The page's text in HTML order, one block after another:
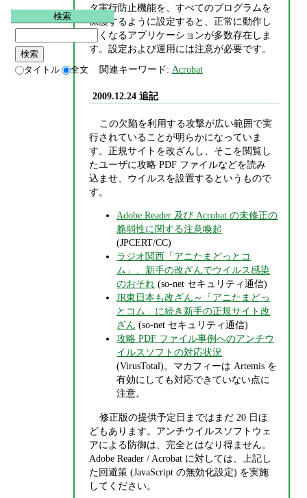
タ実行防止機能を、すべてのプログラムを
保護するように設定すると、正常に動作し
なくなるアプリケーションが多数存在しま
す。設定および運用には注意が必要です。
関連キーワード: Acrobat
2009.12.24 追記
この欠陥を利用する攻撃が広い範囲で実
行されていることが明らかになっていま
す。正規サイトを改ざんし、そこを閲覧し
たユーザに攻略 PDF ファイルなどを読み
込ませ、ウイルスを設置するというもので
す。
Adobe Reader 及び Acrobat の未修正の
脆弱性に関する注意喚起
(JPCERT/CC)
ラジオ関西「アニたまどっとコ
ム」、新手の改ざんでウイルス感染
のおそれ (so-net セキュリティ通信)
JR東日本も改ざん～「アニたまどっ
とコム」に続き新手の正規サイト改
ざん (so-net セキュリティ通信)
攻略 PDF ファイル事例へのアンチウ
イルスソフトの対応状況
(VirusTotal)。マカフィーは Artemis を
有効にしても対応できていない点に
注意。
修正版の提供予定日まではまだ 20 日ほ
どもあります。アンチウイルスソフトウェ
アによる防御は、完全とはなり得ません。
Adobe Reader / Acrobat に対しては、上記し
た回避策 (JavaScript の無効化設定) を実施
してください。
検索
タイトル 全文